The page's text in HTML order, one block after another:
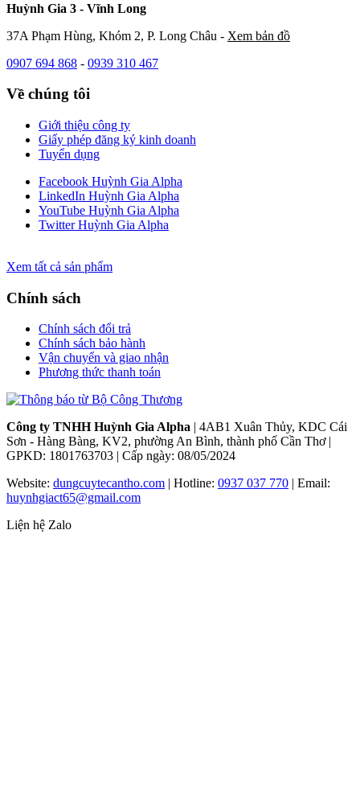
Huỳnh Gia 3 - Vĩnh Long
37A Phạm Hùng, Khóm 2, P. Long Châu - Xem bản đồ
0907 694 868 - 0939 310 467
Về chúng tôi
Giới thiệu công ty
Giấy phép đăng ký kinh doanh
Tuyển dụng
Facebook Huỳnh Gia Alpha
LinkedIn Huỳnh Gia Alpha
YouTube Huỳnh Gia Alpha
Twitter Huỳnh Gia Alpha
Xem tất cả sản phẩm
Chính sách
Chính sách đổi trả
Chính sách bảo hành
Vận chuyển và giao nhận
Phương thức thanh toán
Công ty TNHH Huỳnh Gia Alpha | 4AB1 Xuân Thủy, KDC Cái
Sơn - Hàng Bàng, KV2, phường An Bình, thành phố Cần Thơ |
GPKD: 1801763703 | Cấp ngày: 08/05/2024
Website: dungcuytecantho.com | Hotline: 0937 037 770 | Email:
huynhgiact65@gmail.com
Liện hệ Zalo